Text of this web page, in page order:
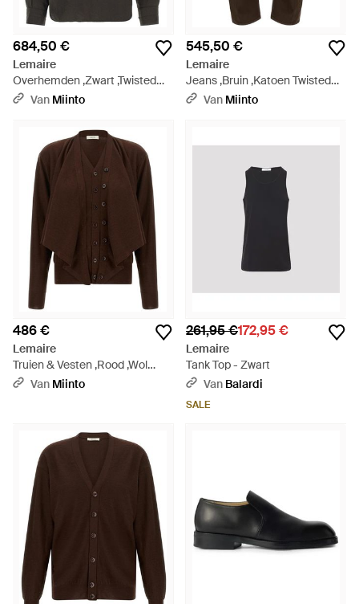
684,50 €
Lemaire
Overhemden ,Zwart ,Twisted
Shirt - Grijs
Van Miinto
545,50 €
Lemaire
Jeans ,Bruin ,Katoen Twisted
Broeken - Bruin
Van Miinto
486 €
Lemaire
Truien & Vesten ,Rood ,Wol
Breiwerk - Bruin
Van Miinto
261,95 €172,95 €
Lemaire
Tank Top - Zwart
Van Balardi
SALE